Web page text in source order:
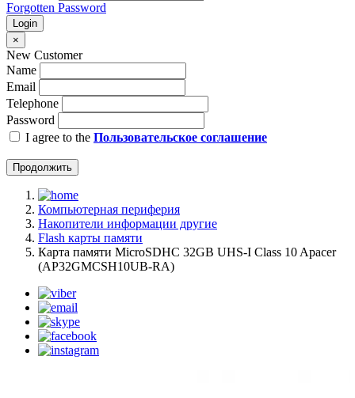
Forgotten Password
Login
×
New Customer
Name
Email
Telephone
Password
I agree to the Пользовательское соглашение
Продолжить
Компьютерная периферия
Накопители информации другие
Flash карты памяти
Карта памяти MicroSDHC 32GB UHS-I Class 10 Apacer
(AP32GMCSH10UB-RA)